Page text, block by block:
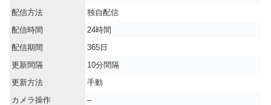
配信方法
独自配信
配信時間
24時間
配信期間
365日
更新間隔
10分間隔
更新方法
手動
カメラ操作
–